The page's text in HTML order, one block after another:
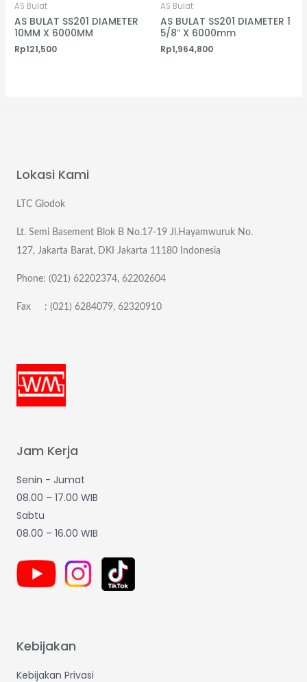
AS Bulat
AS BULAT SS201 DIAMETER
10MM X 6000MM
Rp121,500
AS Bulat
AS BULAT SS201 DIAMETER 1
5/8″ X 6000mm
Rp1,964,800
Lokasi Kami
LTC Glodok
Lt. Semi Basement Blok B No.17-19 Jl.Hayamwuruk No.
127, Jakarta Barat, DKI Jakarta 11180 Indonesia
Phone: (021) 62202374, 62202604
Fax : (021) 6284079, 62320910
Jam Kerja
Senin - Jumat
08.00 – 17.00 WIB
Sabtu
08.00 – 16.00 WIB
Kebijakan
Kebijakan Privasi